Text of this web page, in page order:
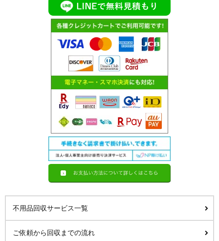
不用品回収サービス一覧
ご依頼から回収までの流れ